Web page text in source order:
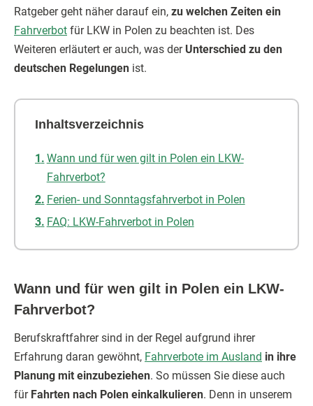
Ratgeber geht näher darauf ein, zu welchen Zeiten ein
Fahrverbot für LKW in Polen zu beachten ist. Des
Weiteren erläutert er auch, was der Unterschied zu den
deutschen Regelungen ist.
Inhaltsverzeichnis
Wann und für wen gilt in Polen ein LKW-
Fahrverbot?
Ferien- und Sonntagsfahrverbot in Polen
FAQ: LKW-Fahrverbot in Polen
Wann und für wen gilt in Polen ein LKW-
Fahrverbot?
Berufskraftfahrer sind in der Regel aufgrund ihrer
Erfahrung daran gewöhnt, Fahrverbote im Ausland in ihre
Planung mit einzubeziehen. So müssen Sie diese auch
für Fahrten nach Polen einkalkulieren. Denn in unserem